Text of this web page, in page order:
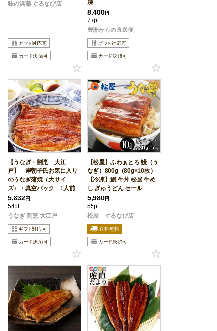
味の浜藤 ぐるなび店
凍
8,400円
77pt
豊洲からの直送便
【うなぎ・割烹 大江
戸】 岸朝子氏お気に入り
のうなぎ蒲焼（大サイ
ズ）・真空パック 1人前
5,832円
54pt
うなぎ 割烹 大江戸
【松屋】ふわぁとろ 鰻（う
なぎ）800g（80g×10枚）
【冷凍】鰻 牛丼 松屋 牛め
し ぎゅうどん セール
5,980円
55pt
松屋 ぐるなび店